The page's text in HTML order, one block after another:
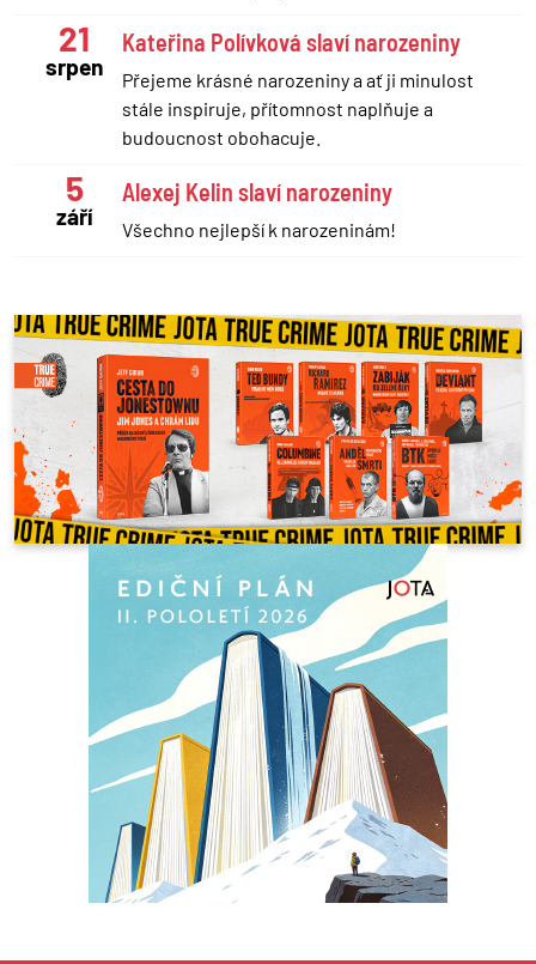
21
srpen
Kateřina Polívková slaví narozeniny
Přejeme krásné narozeniny a ať ji minulost
stále inspiruje, přítomnost naplňuje a
budoucnost obohacuje.
5
září
Alexej Kelin slaví narozeniny
Všechno nejlepší k narozeninám!